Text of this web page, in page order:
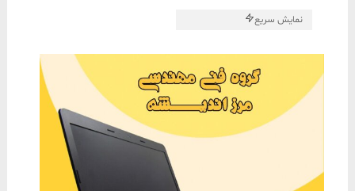
نمایش سریع